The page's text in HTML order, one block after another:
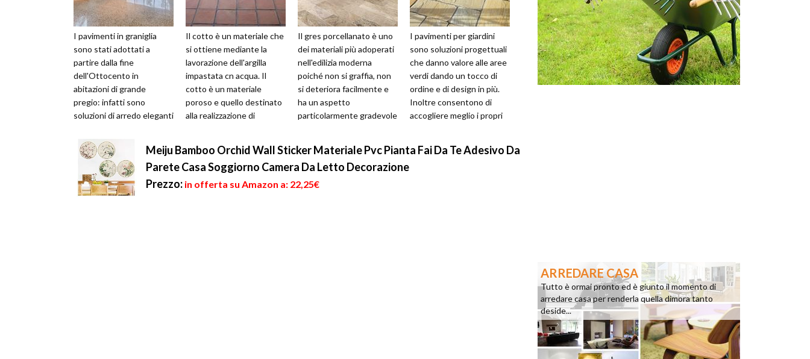
I pavimenti in graniglia
sono stati adottati a
partire dalla fine
dell'Ottocento in
abitazioni di grande
pregio: infatti sono
soluzioni di arredo eleganti
ambienti interni...
Il cotto è un materiale che
si ottiene mediante la
lavorazione dell'argilla
impastata cn acqua. Il
cotto è un materiale
poroso e quello destinato
alla realizzazione di
Il gres porcellanato è uno
dei materiali più adoperati
nell'edilizia moderna
poiché non si graffia, non
si deteriora facilmente e
ha un aspetto
particolarmente gradevole
I pavimenti per giardini
sono soluzioni progettuali
che danno valore alle aree
verdi dando un tocco di
ordine e di design in più.
Inoltre consentono di
accogliere meglio i propri
Meiju Bamboo Orchid Wall Sticker Materiale Pvc Pianta Fai Da Te Adesivo Da
Parete Casa Soggiorno Camera Da Letto Decorazione
Prezzo: in offerta su Amazon a: 22,25€
ARREDARE CASA
Tutto è ormai pronto ed è giunto il momento di
arredare casa per renderla quella dimora tanto
deside...